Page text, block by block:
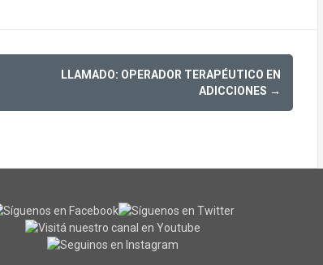
LLAMADO: OPERADOR TERAPÉUTICO EN
ADICCIONES →